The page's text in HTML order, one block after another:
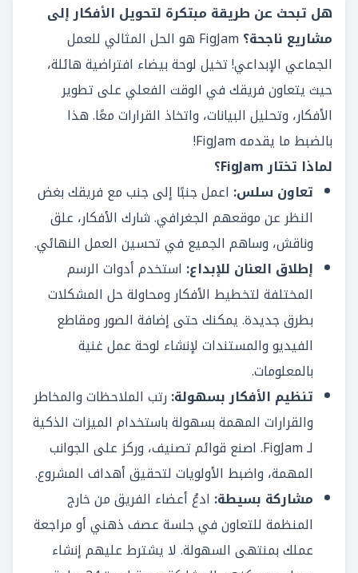
هل تبحث عن طريقة مبتكرة لتحويل الأفكار إلى
مشاريع ناجحة؟
FigJam هو الحل المثالي للعمل
الجماعي الإبداعي! تخيل لوحة بيضاء افتراضية هائلة،
حيث يتعاون فريقك في الوقت الفعلي على تطوير
الأفكار، وتحليل البيانات، واتخاذ القرارات معًا. هذا
بالضبط ما يقدمه FigJam!
لماذا تختار FigJam؟
تعاون سلس: اعمل جنبًا إلى جنب مع فريقك بغض
النظر عن موقعهم الجغرافي. شارك الأفكار، علق
وناقش، وساهم الجميع في تحسين العمل النهائي.
إطلاق العنان للإبداع: استخدم أدوات الرسم
المختلفة لتخطيط الأفكار ومحاولة حل المشكلات
بطرق جديدة. يمكنك حتى إضافة الصور ومقاطع
الفيديو والمستندات لإنشاء لوحة عمل غنية
بالمعلومات.
تنظيم الأفكار بسهولة: رتب الملاحظات والمخاطر
والقرارات المهمة بسهولة باستخدام الميزات الذكية
لـ FigJam. اصنع قوائم تصنيف، وركز على الجوانب
المهمة، واضبط الأولويات لتحقيق أهداف المشروع.
مشاركة بسيطة: ادعُ أعضاء الفريق من خارج
المنظمة للتعاون في جلسة عصف ذهني أو مراجعة
عملك بمنتهى السهولة. لا يشترط عليهم إنشاء